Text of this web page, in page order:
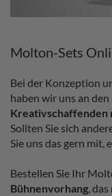
Molton-Sets
Bei der Konzeption
haben wir uns an den
Kreativschaffenden
Sollten Sie sich
Sie uns das gern
Bestellen Sie Ihr
Bühnenvorhang, das